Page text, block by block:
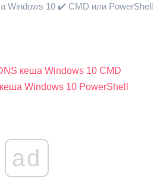
Windows 10 ✔️ CMD или PowerShell
кеша Windows 10 CMD
Windows 10 PowerShell
ad